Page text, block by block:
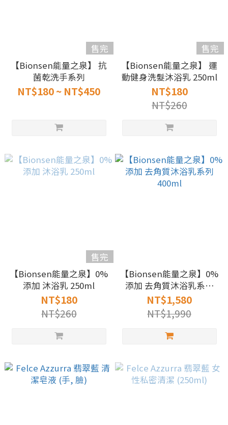
售完
【Bionsen能量之泉】 抗
菌乾洗手系列
NT$180 ~ NT$450
售完
【Bionsen能量之泉】 運
動健身洗髮沐浴乳 250ml
NT$180
NT$260
售完
【Bionsen能量之泉】0%
添加 沐浴乳 250ml
NT$180
NT$260
【Bionsen能量之泉】0%
添加 去角質沐浴乳系列
400ml
NT$1,580
NT$1,990